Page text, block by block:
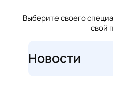
Выберите своего
свой
Новости